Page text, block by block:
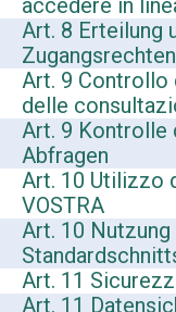
Art. 8 Erteilung
Zugangsrechten
Art. 9
delle
Art. 9
Abfragen
Art. 10 Utilizzo
VOSTRA
Art. 10 Nutzung
Art. 11
Art. 11